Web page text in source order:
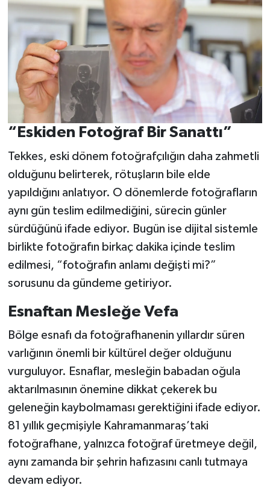
“Eskiden Fotoğraf Bir Sanattı”
Tekkes, eski dönem fotoğrafçılığın daha zahmetli
olduğunu belirterek, rötuşların bile elde
yapıldığını anlatıyor. O dönemlerde fotoğrafların
aynı gün teslim edilmediğini, sürecin günler
sürdüğünü ifade ediyor. Bugün ise dijital sistemle
birlikte fotoğrafın birkaç dakika içinde teslim
edilmesi, “fotoğrafın anlamı değişti mi?”
sorusunu da gündeme getiriyor.
Esnaftan Mesleğe Vefa
Bölge esnafı da fotoğrafhanenin yıllardır süren
varlığının önemli bir kültürel değer olduğunu
vurguluyor. Esnaflar, mesleğin babadan oğula
aktarılmasının önemine dikkat çekerek bu
geleneğin kaybolmaması gerektiğini ifade ediyor.
81 yıllık geçmişiyle Kahramanmaraş’taki
fotoğrafhane, yalnızca fotoğraf üretmeye değil,
aynı zamanda bir şehrin hafızasını canlı tutmaya
devam ediyor.